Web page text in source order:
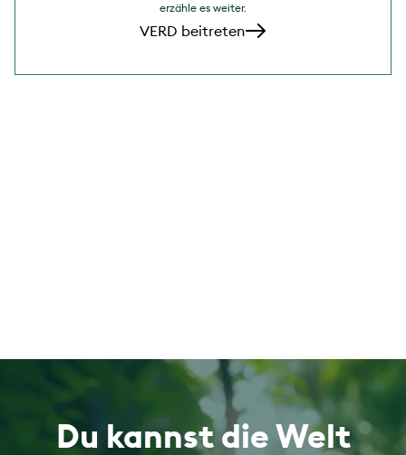
erzähle es weiter.
VERD beitreten
Du kannst die Welt